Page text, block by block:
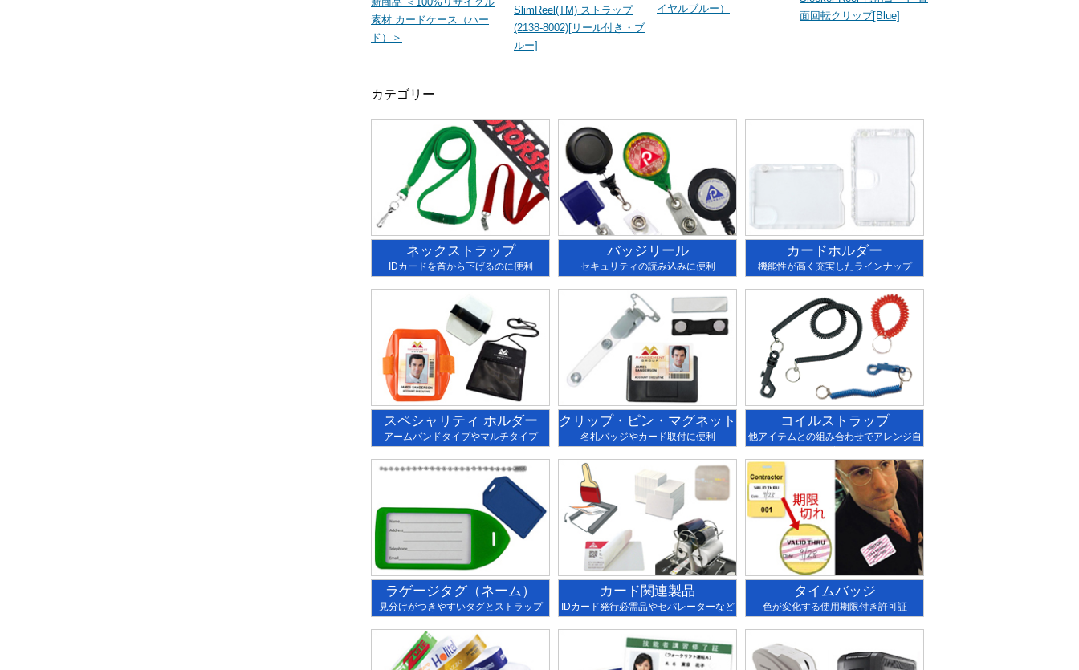
素材 カードケース（ハー
ド）＞
SlimReel(TM) ストラップ
(2138-8002)[リール付き・ブ
ルー]
イヤルブルー）
面回転クリップ[Blue]
カテゴリー
ネックストラップ
IDカードを首から下げるのに便利
バッジリール
セキュリティの読み込みに便利
カードホルダー
機能性が高く充実したラインナップ
スペシャリティ ホルダー
アームバンドタイプやマルチタイプ
クリップ・ピン・マグネット
名札バッジやカード取付に便利
コイルストラップ
他アイテムとの組み合わせでアレンジ自
ラゲージタグ（ネーム）
見分けがつきやすいタグとストラップ
カード関連製品
IDカード発行必需品やセパレーターなど
タイムバッジ
色が変化する使用期限付き許可証